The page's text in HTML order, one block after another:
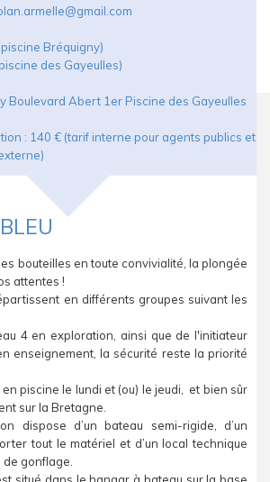
Bréquigny)
des Gayeulles)
Boulevard Abert 1er Piscine des Gayeulles
: 140 € (tarif interne pour agents publics et
bouteilles en toute convivialité, la plongée
attentes !
en différents groupes suivant les
4 en exploration, ainsi que de l'initiateur
enseignement, la sécurité reste la priorité
piscine le lundi et (ou) le jeudi, et bien sûr
sur la Bretagne.
dispose d’un bateau semi-rigide, d’un
tout le matériel et d’un local technique
de gonflage.
situé dans le hangar à bateau sur la base